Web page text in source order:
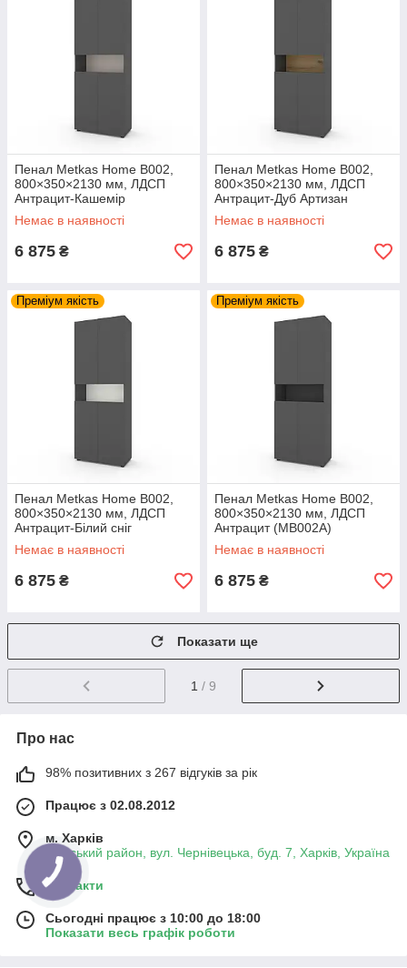
Пенал Metkas Home B002,
800×350×2130 мм, ЛДСП
Антрацит-Кашемір
(MB002AK)
Немає в наявності
6 875 ₴
Пенал Metkas Home B002,
800×350×2130 мм, ЛДСП
Антрацит-Дуб Артизан
(MB002ADA)
Немає в наявності
6 875 ₴
Преміум якість
Пенал Metkas Home B002,
800×350×2130 мм, ЛДСП
Антрацит-Білий сніг
(MB002AW)
Немає в наявності
6 875 ₴
Преміум якість
Пенал Metkas Home B002,
800×350×2130 мм, ЛДСП
Антрацит (MB002A)
Немає в наявності
6 875 ₴
Показати ще
1 / 9
Про нас
98% позитивних з 267 відгуків за рік
Працює з 02.08.2012
м. Харків
Київський район, вул. Чернівецька, буд. 7, Харків, Україна
Контакти
Сьогодні працює з 10:00 до 18:00
Показати весь графік роботи